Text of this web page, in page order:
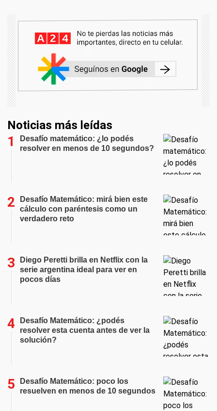
Noticias más leídas
Desafío matemático: ¿lo podés
resolver en menos de 10 segundos?
Desafío Matemático: mirá bien este
cálculo con paréntesis como un
verdadero reto
Diego Peretti brilla en Netflix con la
serie argentina ideal para ver en
pocos días
Desafío Matemático: ¿podés
resolver esta cuenta antes de ver la
solución?
Desafío Matemático: poco los
resuelven en menos de 10 segundos